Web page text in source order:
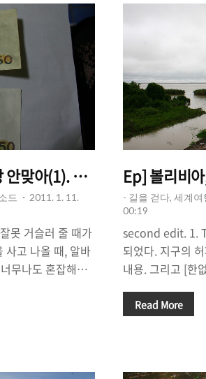
왕좌왕 갈피를 못
셔틀 버스를 타
더욱 더 혼란스러
몸을 적..
일정은 15일. 중
로 간다. 중국,
것이 있는 것.
히 서울은 보는
제주를 ..
맞아(1). 환전 사기 당하다
드
2011. 1. 11.
못 거슬러 줄 때가
사고 나올 때, 알바
무나도 혼잡해서
받거나 혹은 더
Ep] 볼리비
- 길을 걷다, 세계
00:19
second edit. 1.
되었다. 지구의
내용. 그리고 [한
르는 황토색의
Read More